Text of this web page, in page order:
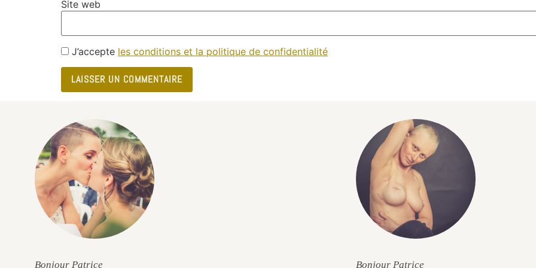
Site web
J’accepte les conditions et la politique de confidentialité
Bonjour Patrice Bonjour Patrice